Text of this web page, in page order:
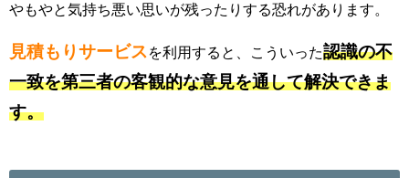
やもやと気持ち悪い思いが残ったりする恐れがあります。
見積もりサービス を利用すると、こういった認識の不
一致を第三者の客観的な意見を通して解決できま
す。